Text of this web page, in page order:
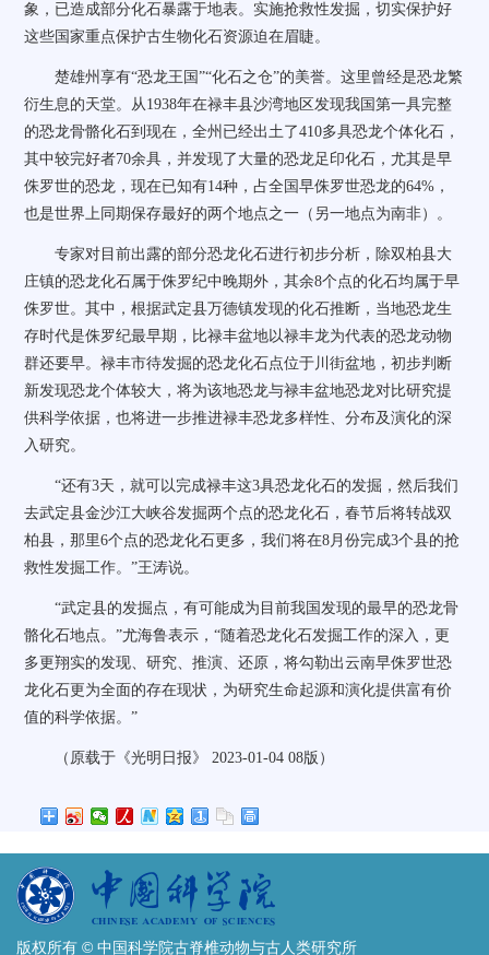
象，已造成部分化石暴露于地表。实施抢救性发掘，切实保护好
这些国家重点保护古生物化石资源迫在眉睫。
楚雄州享有“恐龙王国”“化石之仓”的美誉。这里曾经是恐龙繁
衍生息的天堂。从1938年在禄丰县沙湾地区发现我国第一具完整
的恐龙骨骼化石到现在，全州已经出土了410多具恐龙个体化石，
其中较完好者70余具，并发现了大量的恐龙足印化石，尤其是早
侏罗世的恐龙，现在已知有14种，占全国早侏罗世恐龙的64%，
也是世界上同期保存最好的两个地点之一（另一地点为南非）。
专家对目前出露的部分恐龙化石进行初步分析，除双柏县大
庄镇的恐龙化石属于侏罗纪中晚期外，其余8个点的化石均属于早
侏罗世。其中，根据武定县万德镇发现的化石推断，当地恐龙生
存时代是侏罗纪最早期，比禄丰盆地以禄丰龙为代表的恐龙动物
群还要早。禄丰市待发掘的恐龙化石点位于川街盆地，初步判断
新发现恐龙个体较大，将为该地恐龙与禄丰盆地恐龙对比研究提
供科学依据，也将进一步推进禄丰恐龙多样性、分布及演化的深
入研究。
“还有3天，就可以完成禄丰这3具恐龙化石的发掘，然后我们
去武定县金沙江大峡谷发掘两个点的恐龙化石，春节后将转战双
柏县，那里6个点的恐龙化石更多，我们将在8月份完成3个县的抢
救性发掘工作。”王涛说。
“武定县的发掘点，有可能成为目前我国发现的最早的恐龙骨
骼化石地点。”尤海鲁表示，“随着恐龙化石发掘工作的深入，更
多更翔实的发现、研究、推演、还原，将勾勒出云南早侏罗世恐
龙化石更为全面的存在现状，为研究生命起源和演化提供富有价
值的科学依据。”
（原载于《光明日报》 2023-01-04 08版）
版权所有 © 中国科学院古脊椎动物与古人类研究所